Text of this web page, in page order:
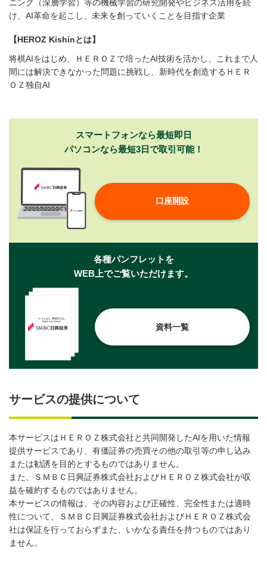
ニング（深層学習）等の機械学習の研究開発やビジネス活用を続
け、AI革命を起こし、未来を創っていくことを目指す企業
【HEROZ Kishinとは】
将棋AIをはじめ、ＨＥＲＯＺで培ったAI技術を活かし、これまで人
間には解決できなかった問題に挑戦し、新時代を創造するＨＥＲ
ＯＺ独自AI
スマートフォンなら最短即日
パソコンなら最短3日で取引可能！
口座開設
各種パンフレットを
WEB上でご覧いただけます。
資料一覧
サービスの提供について
本サービスはＨＥＲＯＺ株式会社と共同開発したAIを用いた情報
提供サービスであり、有価証券の売買その他の取引等の申し込み
または勧誘を目的とするものではありません。
また、ＳＭＢＣ日興証券株式会社およびＨＥＲＯＺ株式会社が収
益を確約するものではありません。
本サービスの情報は、その内容および正確性、完全性または適時
性について、ＳＭＢＣ日興証券株式会社およびＨＥＲＯＺ株式会
社は保証を行っておらずまた、いかなる責任を持つものではあり
ません。